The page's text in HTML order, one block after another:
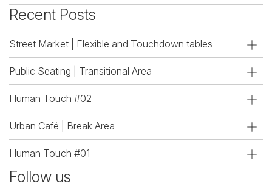
Recent Posts
Street Market | Flexible and Touchdown tables
Public Seating | Transitional Area
Human Touch #02
Urban Café | Break Area
Human Touch #01
Follow us